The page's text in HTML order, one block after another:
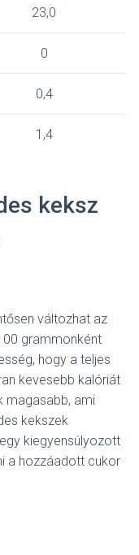
23,0
0
0,4
1,4
keksz
változhat az
grammonként
hogy a teljes
kevesebb kalóriát
magasabb, ami
kekszek
kiegyensúlyozott
a hozzáadott cukor